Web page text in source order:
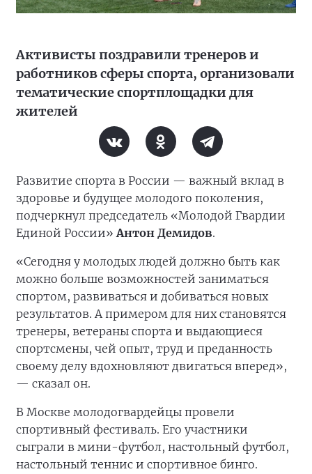
Активисты поздравили тренеров и
работников сферы спорта, организовали
тематические спортплощадки для
жителей
Развитие спорта в России — важный вклад в
здоровье и будущее молодого поколения,
подчеркнул председатель «Молодой Гвардии
Единой России»Антон Демидов.
«Сегодня у молодых людей должно быть как
можно больше возможностей заниматься
спортом, развиваться и добиваться новых
результатов. А примером для них становятся
тренеры, ветераны спорта и выдающиеся
спортсмены, чей опыт, труд и преданность
своему делу вдохновляют двигаться вперед»,
— сказал он.
В Москве молодогвардейцы провели
спортивный фестиваль. Его участники
сыграли в мини-футбол, настольный футбол,
настольный теннис и спортивное бинго.